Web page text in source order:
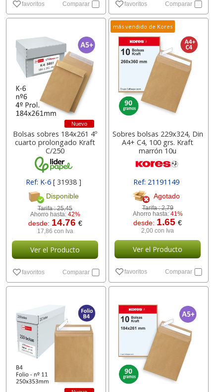
favoritos Comparar favoritos Comparar
Nuevo
Bolsas sobres 184x261 4º
cuarto prolongado Kraft
C/250
Ref: K-6[ 31938 ]
Disponible
Tarifa :25,45
Ahorro hasta: 42%
desde: 14.76 €
17,86 con Iva
Ver el Producto
favoritos Comparar
más vendido de Kores
Sobres bolsas 229x324, Din
A4+ C4, 100 grs. Kraft
marrón 10u
Ref: 21191149
[ 00628500 ]
Agotado
Tarifa :2,79
Ahorro hasta: 41%
desde: 1.65€
2,00 con Iva
Ver el Producto
favoritos Comparar